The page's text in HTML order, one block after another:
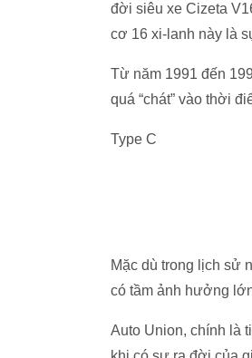
đời siêu xe Cizeta
cơ 16 xi-lanh này là
Từ năm 1991 đến
quá “chát” vào thời
Type C
Mặc dù trong lịch sử
có tầm ảnh hưởng
Auto Union, chính là